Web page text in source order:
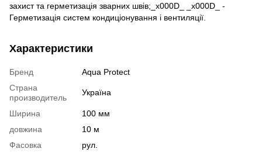
захист та герметизація зварних швів;_x000D_ _x000D_ -
Герметизація систем кондиціонування і вентиляції.
Характеристики
Бренд
Aqua Protect
Страна
производитель
Україна
Ширина
100 мм
довжина
10 м
Фасовка
рул.